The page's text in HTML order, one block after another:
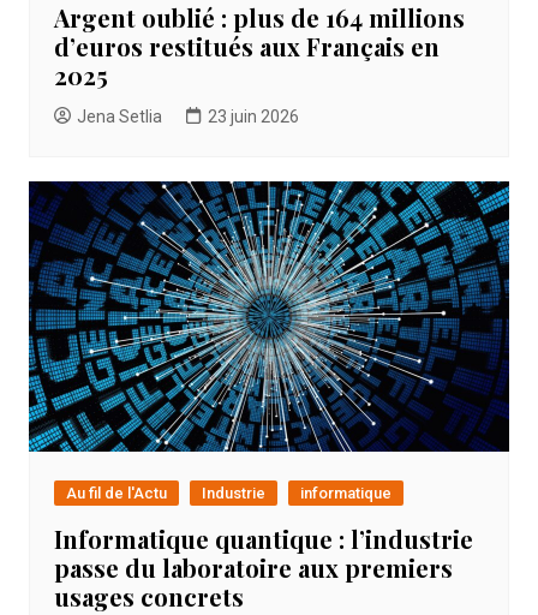
Argent oublié : plus de 164 millions
d’euros restitués aux Français en
2025
Jena Setlia 23 juin 2026
Au fil de l'Actu Industrie informatique
Informatique quantique : l’industrie
passe du laboratoire aux premiers
usages concrets